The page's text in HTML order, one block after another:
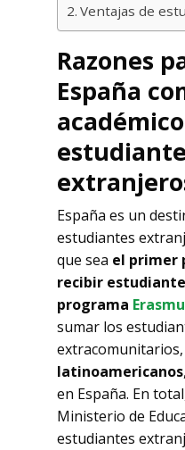
Ventajas de
Razones
España
España es un
estudiantes
que sea el primer
recibir
programa
sumar los
extracomunitarios,
latinoamericanos
en España. En
Ministerio de
estudiantes